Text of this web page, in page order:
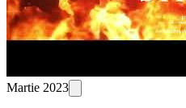
Martie 2023